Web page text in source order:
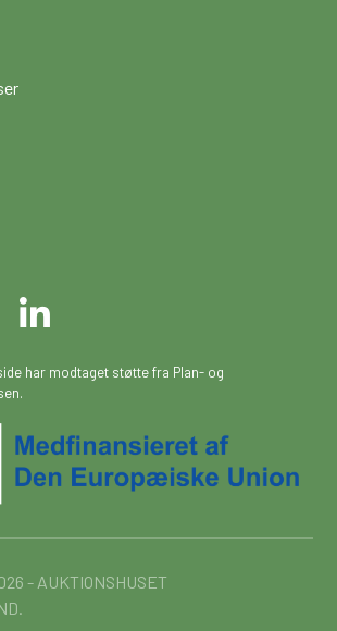
har modtaget støtte fra Plan- og
- AUKTIONSHUSET